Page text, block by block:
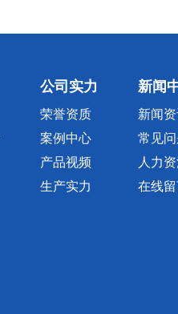
公司实力
荣誉资质
案例中心
产品视频
生产实力
新闻
新闻
常见
人力
在线